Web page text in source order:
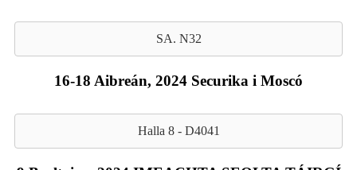
SA. N32
16-18 Aibreán, 2024 Securika i Moscó
Halla 8 - D4041